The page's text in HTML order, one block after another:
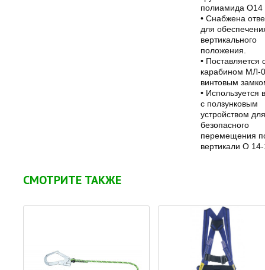
полиамида
• Снабжена
для
вертикального
положения.
• Поставляется
карабином МЛ-
винтовым
• Используется
с ползунковым
устройством для
безопасного
перемещения
вертикали O
СМОТРИТЕ ТАКЖЕ